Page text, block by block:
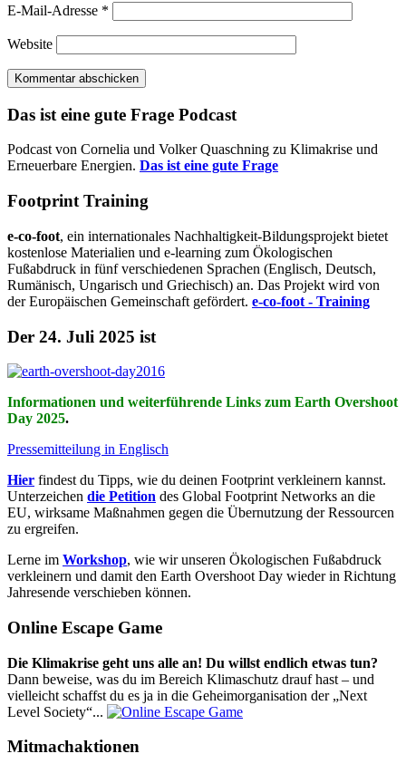
E-Mail-Adresse *
Website
Das ist eine gute Frage Podcast
Podcast von Cornelia und Volker Quaschning zu Klimakrise und
Erneuerbare Energien. Das ist eine gute Frage
Footprint Training
e-co-foot, ein internationales Nachhaltigkeit-Bildungsprojekt bietet
kostenlose Materialien und e-learning zum Ökologischen
Fußabdruck in fünf verschiedenen Sprachen (Englisch, Deutsch,
Rumänisch, Ungarisch und Griechisch) an. Das Projekt wird von
der Europäischen Gemeinschaft gefördert. e-co-foot - Training
Der 24. Juli 2025 ist
Informationen und weiterführende Links zum Earth Overshoot
Day 2025.
Pressemitteilung in Englisch
Hier findest du Tipps, wie du deinen Footprint verkleinern kannst.
Unterzeichen die Petition des Global Footprint Networks an die
EU, wirksame Maßnahmen gegen die Übernutzung der Ressourcen
zu ergreifen.
Lerne im Workshop, wie wir unseren Ökologischen Fußabdruck
verkleinern und damit den Earth Overshoot Day wieder in Richtung
Jahresende verschieben können.
Online Escape Game
Die Klimakrise geht uns alle an! Du willst endlich etwas tun?
Dann beweise, was du im Bereich Klimaschutz drauf hast – und
vielleicht schaffst du es ja in die Geheimorganisation der „Next
Level Society“...
Mitmachaktionen